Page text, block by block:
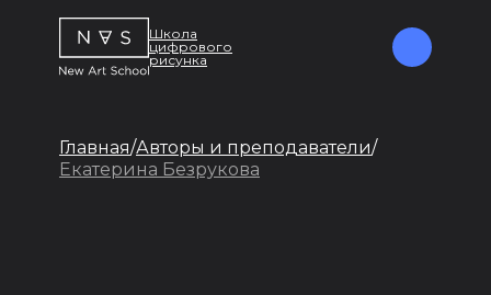
Школа
цифрового
рисунка
Главная/Авторы и преподаватели/
Екатерина Безрукова